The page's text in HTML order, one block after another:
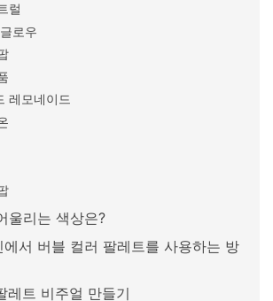
럴
로우
레모네이드
울리는 색상은?
에서 버블 컬러 팔레트를 사용하는 방
레트 비주얼 만들기